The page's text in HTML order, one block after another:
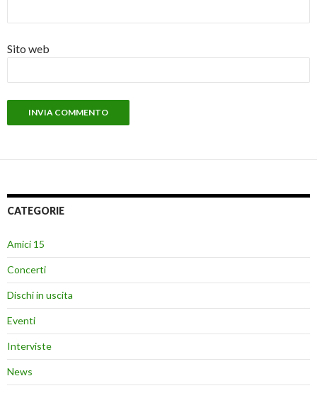
Sito web
CATEGORIE
Amici 15
Concerti
Dischi in uscita
Eventi
Interviste
News